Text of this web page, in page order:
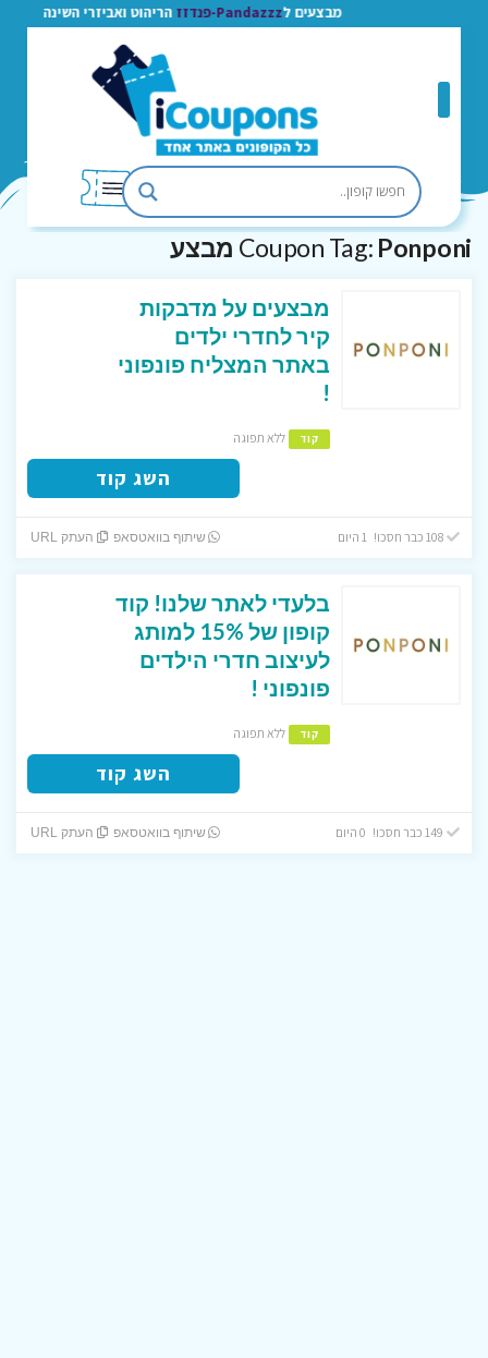
מבצעים ל Pandazzz-פנדזז הריהוט ואביזרי השינה
Coupon Tag: Ponponi מבצע
מבצעים על מדבקות
קיר לחדרי ילדים
באתר המצליח פונפוני
!
קוד ללא תפוגה
השג קוד
108 כבר חסכו! 1 היום שיתוף בוואטסאפ העתק URL
בלעדי לאתר שלנו! קוד
קופון של 15% למותג
לעיצוב חדרי הילדים
פונפוני !
קוד ללא תפוגה
השג קוד
שיתוף בוואטסאפ העתק URL